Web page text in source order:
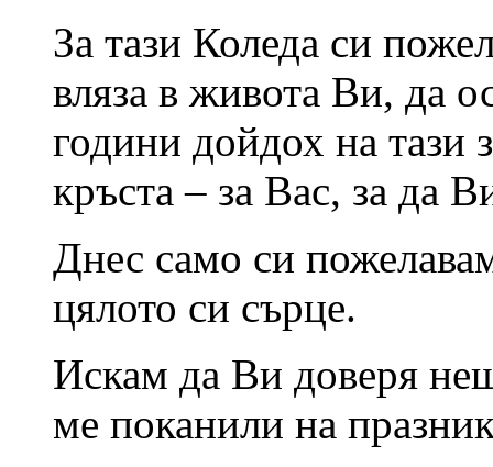
За тази Коледа си
вляза в живота Ви, да
години дойдох на тази
кръста – за Вас, за да
Днес само си
цялото си сърце.
Искам да Ви доверя
ме поканили на